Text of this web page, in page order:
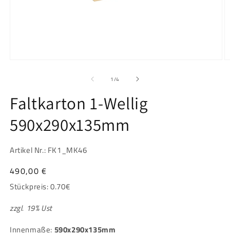
1 /von
4
Faltkarton 1-Wellig
590x290x135mm
Artikel Nr.: FK1_MK46
Normaler
Preis
490,00 €
Stückpreis:0.70€
zzgl. 19% Ust
Innenmaße: 590x290x135mm